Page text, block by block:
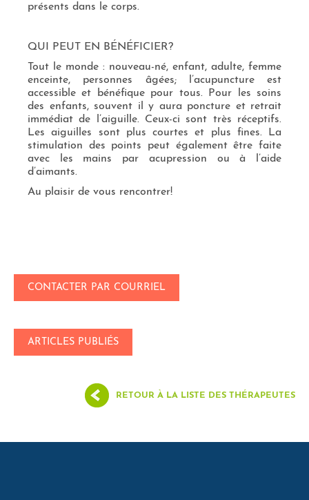
présents dans le corps.
QUI PEUT EN BÉNÉFICIER?
Tout le monde : nouveau-né, enfant, adulte, femme
enceinte, personnes âgées; l’acupuncture est
accessible et bénéfique pour tous. Pour les soins
des enfants, souvent il y aura poncture et retrait
immédiat de l’aiguille. Ceux-ci sont très réceptifs.
Les aiguilles sont plus courtes et plus fines. La
stimulation des points peut également être faite
avec les mains par acupression ou à l’aide
d’aimants.
Au plaisir de vous rencontrer!
CONTACTER PAR COURRIEL
ARTICLES PUBLIÉS
RETOUR À LA LISTE DES THÉRAPEUTES